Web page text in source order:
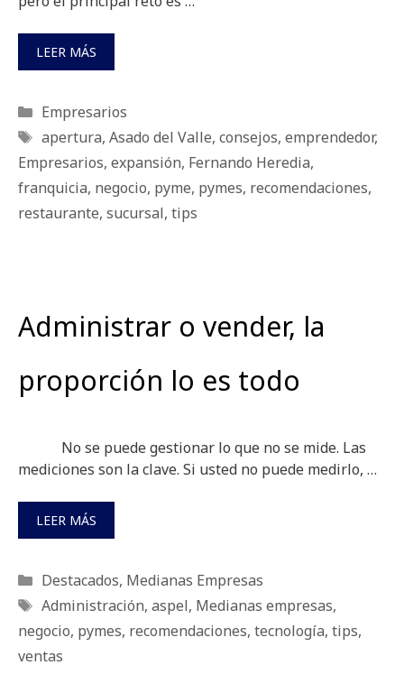
LEER MÁS
Categorías
Empresarios
Etiquetas
apertura, Asado del Valle, consejos, emprendedor,
Empresarios, expansión, Fernando Heredia,
franquicia, negocio, pyme, pymes, recomendaciones,
restaurante, sucursal, tips
Administrar o vender, la
proporción lo es todo
No se puede gestionar lo que no se mide. Las
mediciones son la clave. Si usted no puede medirlo, …
LEER MÁS
Categorías
Destacados, Medianas Empresas
Etiquetas
Administración, aspel, Medianas empresas,
negocio, pymes, recomendaciones, tecnología, tips,
ventas